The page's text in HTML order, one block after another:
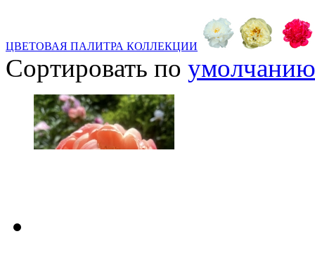
ЦВЕТОВАЯ ПАЛИТРА КОЛЛЕКЦИИ
Сортировать по умолчанию